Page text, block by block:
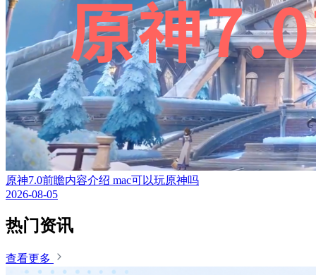
原神7.0前瞻内容介绍 mac可以玩原神吗
2026-08-05
热门资讯
查看更多